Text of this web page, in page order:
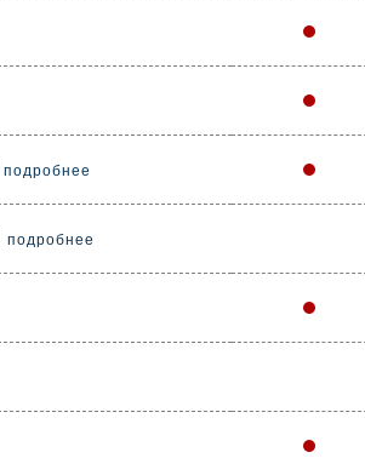
подробнее
подробнее